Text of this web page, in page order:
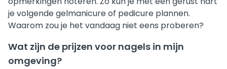
je volgende gelmanicure of pedicure plannen.
Waarom zou je het vandaag niet eens proberen?
Wat zijn de prijzen voor nagels in mijn
omgeving?